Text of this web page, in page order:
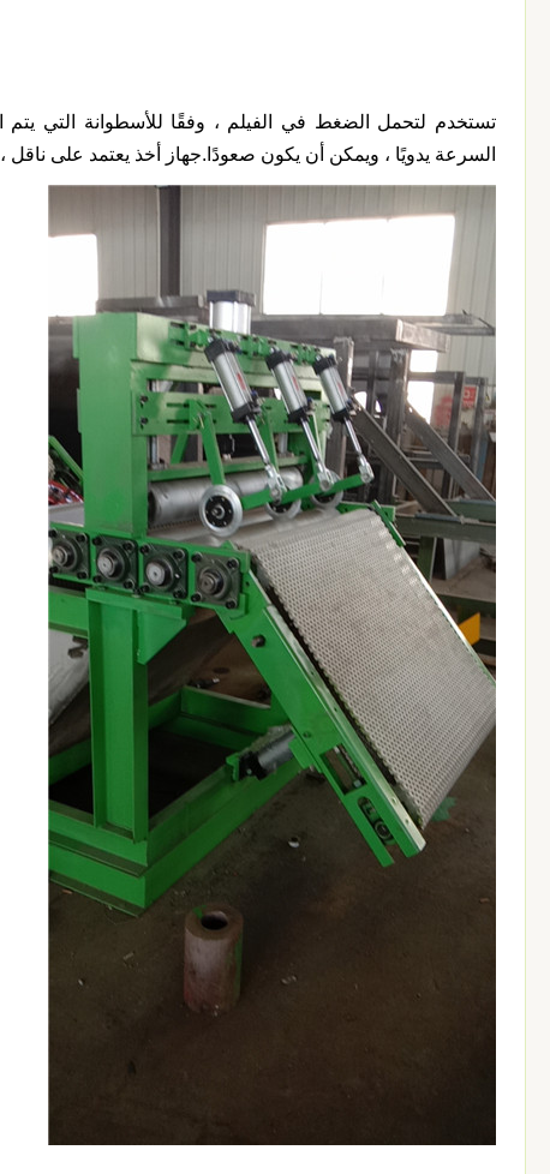
تستخدم لتحمل الضغط في الفيلم ، وفقًا للأسطوانة التي
السرعة يدويًا ، ويمكن أن يكون صعودًا.جهاز أخذ يعتمد على ناقل